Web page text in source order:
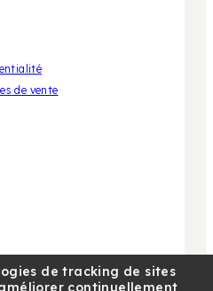
de vente
de tracking de sites
continuellement